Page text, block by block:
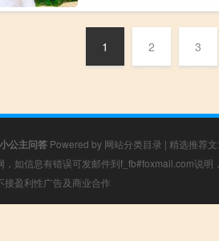
1 2 3
小公主问答 Powered by 网站分类目录 | 精选推荐
，如信息有错误可发邮件到f_fb#foxmail.com说明
盈利性广告及商业合作